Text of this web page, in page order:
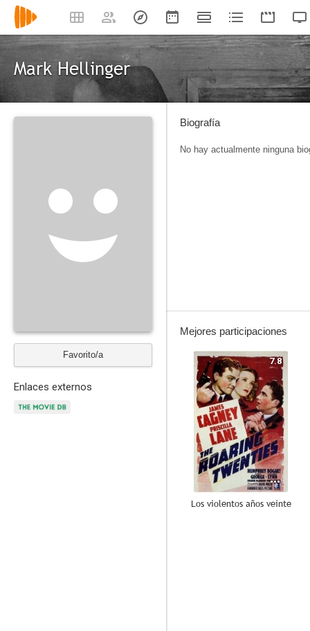
Mark Hellinger
Favorito/a
Enlaces externos
Biografía
No hay actualmente ninguna
Mejores participaciones
7.8
Los violentos años veinte